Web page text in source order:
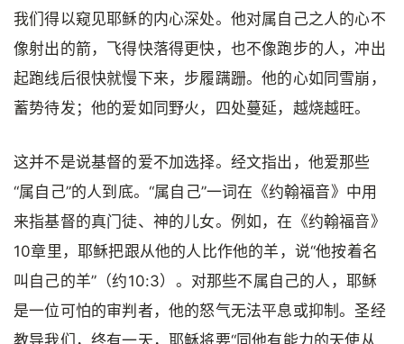
我们得以窥见耶稣的内心深处。他对属自己之人的心不
像射出的箭，飞得快落得更快，也不像跑步的人，冲出
起跑线后很快就慢下来，步履蹒跚。他的心如同雪崩，
蓄势待发；他的爱如同野火，四处蔓延，越烧越旺。
这并不是说基督的爱不加选择。经文指出，他爱那些
“属自己”的人到底。“属自己”一词在《约翰福音》中用
来指基督的真门徒、神的儿女。例如，在《约翰福音》
10章里，耶稣把跟从他的人比作他的羊，说“他按着名
叫自己的羊”（约10:3）。对那些不属自己的人，耶稣
是一位可怕的审判者，他的怒气无法平息或抑制。圣经
教导我们，终有一天，耶稣将要“同他有能力的天使从